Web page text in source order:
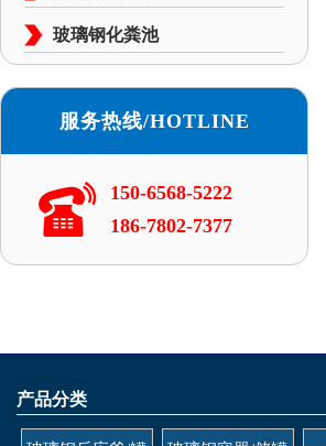
玻璃钢化粪池
服务热线/HOTLINE
150-6568-5222
186-7802-7377
产品分类